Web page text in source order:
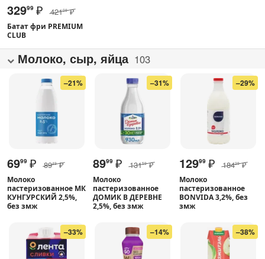
32999 ₽ 42109 ₽
Батат фри PREMIUM
CLUB
Молоко, сыр, яйца 103
–21%
6999 ₽ 8949 ₽
Молоко
пастеризованное МК
КУНГУРСКИЙ 2,5%,
без змж
–31%
8999 ₽ 13159 ₽
Молоко
пастеризованное
ДОМИК В ДЕРЕВНЕ
2,5%, без змж
–29%
12999 ₽ 18429 ₽
Молоко
пастеризованное
BONVIDA 3,2%, без
змж
–33% –14% –38%